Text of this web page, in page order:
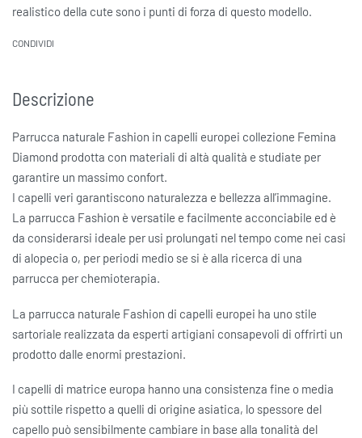
realistico della cute sono i punti di forza di questo modello.
CONDIVIDI
Descrizione
Parrucca naturale Fashion in capelli europei collezione Femina
Diamond prodotta con materiali di altà qualità e studiate per
garantire un massimo confort.
I capelli veri garantiscono naturalezza e bellezza all’immagine.
La parrucca Fashion è versatile e facilmente acconciabile ed è
da considerarsi ideale per usi prolungati nel tempo come nei casi
di alopecia o, per periodi medio se si è alla ricerca di una
parrucca per chemioterapia.
La parrucca naturale Fashion di capelli europei ha uno stile
sartoriale realizzata da esperti artigiani consapevoli di offrirti un
prodotto dalle enormi prestazioni.
I capelli di matrice europa hanno una consistenza fine o media
più sottile rispetto a quelli di origine asiatica, lo spessore del
capello può sensibilmente cambiare in base alla tonalità del